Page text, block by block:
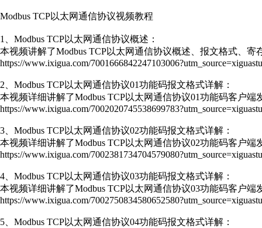
Modbus TCP以太网通信协议视频教程
1、Modbus TCP以太网通信协议概述：
本视频讲解了Modbus TCP以太网通信协议概述、报文格式、
https://www.ixigua.com/
2、Modbus TCP以太网通信协议01功能码报文格式详解：
本视频详细讲解了Modbus TCP以太网通信协议01功能码客户
https://www.ixigua.com/
3、Modbus TCP以太网通信协议02功能码报文格式详解：
本视频详细讲解了Modbus TCP以太网通信协议02功能码客户
https://www.ixigua.com/
4、Modbus TCP以太网通信协议03功能码报文格式详解：
本视频详细讲解了Modbus TCP以太网通信协议03功能码客户
https://www.ixigua.com/
5、Modbus TCP以太网通信协议04功能码报文格式详解：